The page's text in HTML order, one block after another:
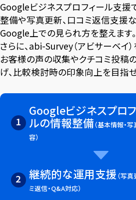
Googleビジネスプロフィール支援
整備や写真更新、口コミ返信支援な
Google上での見られ方を整えます。
さらに、abi-Survey（アビサーベイ
お客様の声の収集やクチコミ投稿
げ、比較検討時の印象向上を目指せ
1
Googleビジネスプロ
ルの情報整備（基本情報・
容）
2 継続的な運用支援 （写
ミ返信・Q&A対応）